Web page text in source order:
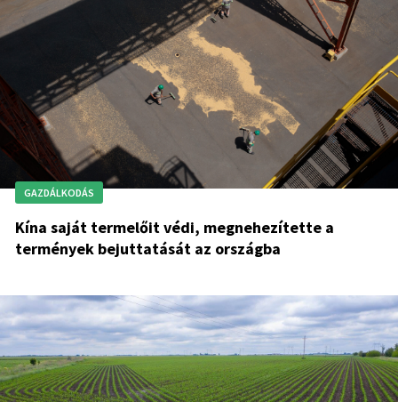
GAZDÁLKODÁS
Kína saját termelőit védi, megnehezítette a
termények bejuttatását az országba